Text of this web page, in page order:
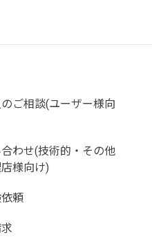
ご相談(ユーザー様向
わせ(技術的・その他
様向け)
頼